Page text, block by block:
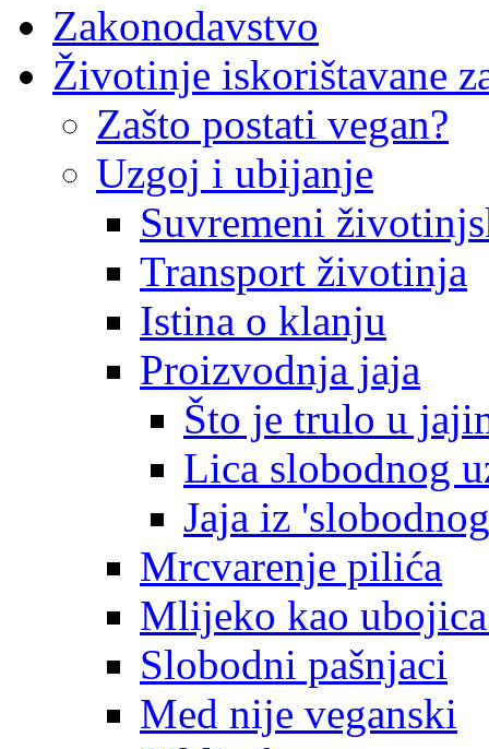
Zakonodavstvo
Životinje iskorištavane
Zašto postati vegan?
Uzgoj i ubijanje
Suvremeni
Transport životinja
Istina o klanju
Proizvodnja jaja
Što je trulo u
Lica slobodnog
Jaja iz
Mrcvarenje pilića
Mlijeko kao
Slobodni pašnjaci
Med nije veganski